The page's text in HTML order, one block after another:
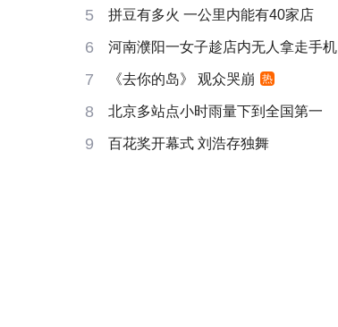
5 拼豆有多火 一公里内能有40家店
6 河南濮阳一女子趁店内无人拿走手机
7 《去你的岛》 观众哭崩 热
8 北京多站点小时雨量下到全国第一
9 百花奖开幕式 刘浩存独舞